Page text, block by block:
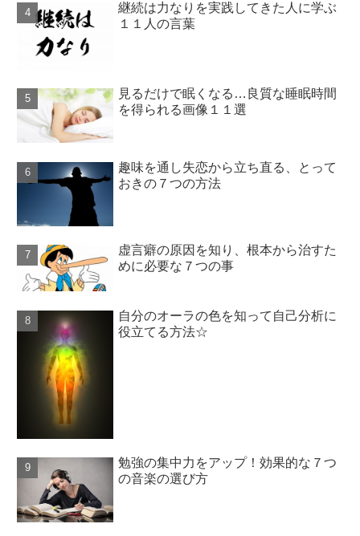
継続は力なりを実践してきた人に学ぶ
１１人の言葉
見るだけで眠くなる…良質な睡眠時間
を得られる画像１１選
趣味を通し失恋から立ち直る、とって
おきの７つの方法
虚言癖の原因を知り、根本から治すた
めに必要な７つの事
自分のオーラの色を知って自己分析に
役立てる方法☆
勉強の集中力をアップ！効果的な７つ
の音楽の選び方